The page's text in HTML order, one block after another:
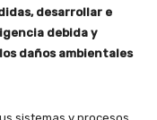
desarrollar e
debida y
daños ambientales